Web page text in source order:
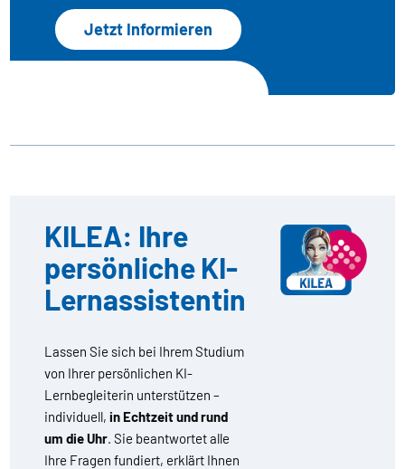
Jetzt Informieren
KILEA: Ihre
persönliche KI-
Lernassistentin
Lassen Sie sich bei Ihrem Studium
von Ihrer persönlichen KI-
Lernbegleiterin unterstützen –
individuell, in Echtzeit und rund
um die Uhr. Sie beantwortet alle
Ihre Fragen fundiert, erklärt Ihnen